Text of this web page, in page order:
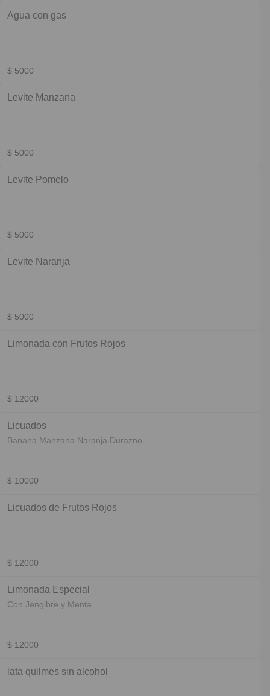
Agua con gas
$ 5000
Levite Manzana
$ 5000
Levite Pomelo
$ 5000
Levite Naranja
$ 5000
Limonada con Frutos Rojos
$ 12000
Licuados
Banana Manzana Naranja Durazno
$ 10000
Licuados de Frutos Rojos
$ 12000
Limonada Especial
Con Jengibre y Menta
$ 12000
lata quilmes sin alcohol